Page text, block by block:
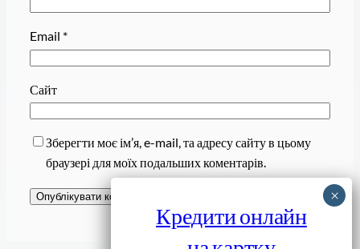
Email *
Сайт
Зберегти моє ім’я, e-mail, та адресу сайту в цьому
браузері для моїх подальших коментарів.
Кредити онлайн